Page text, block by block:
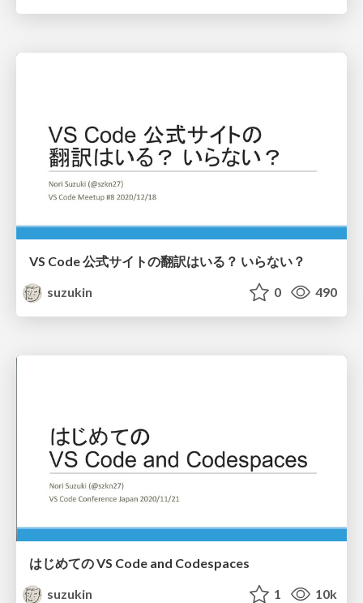
VS Code 公式サイトの翻訳はいる？ いらない？
suzukin
0 490
はじめての VS Code and Codespaces
suzukin
1 10k